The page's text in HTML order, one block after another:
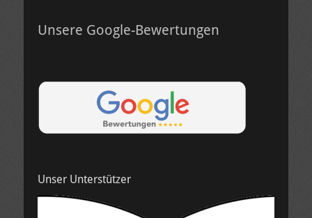
Unsere Google-Bewertungen
Unser Unterstützer